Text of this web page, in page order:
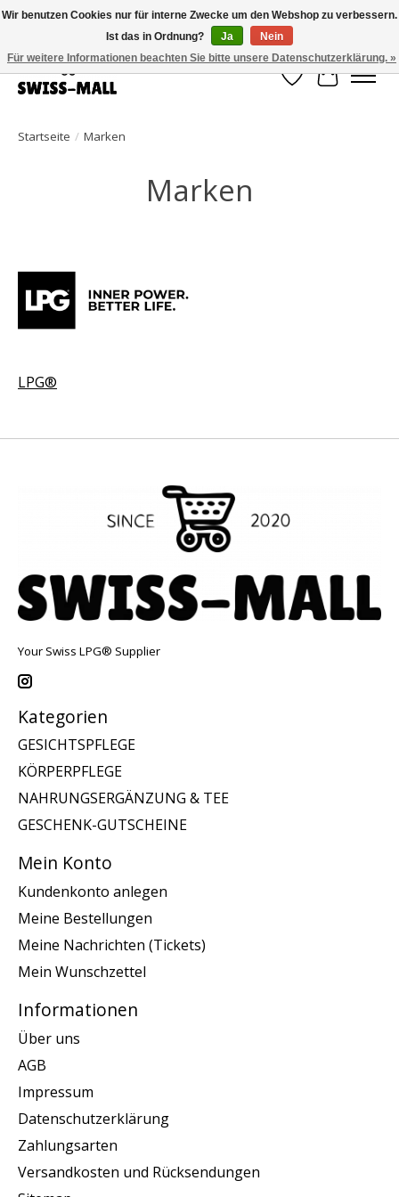
Kostenloser Versand ab CHF 250 – pünktlich und zuverlässig geliefert
Wunschzettel
Ihr
Startseite / Marken
Marken
LPG®
Your Swiss LPG® Supplier
Kategorien
GESICHTSPFLEGE
KÖRPERPFLEGE
NAHRUNGSERGÄNZUNG & TEE
GESCHENK-GUTSCHEINE
Mein Konto
Kundenkonto anlegen
Meine Bestellungen
Meine Nachrichten (Tickets)
Mein Wunschzettel
Informationen
Über uns
AGB
Impressum
Datenschutzerklärung
Zahlungsarten
Versandkosten und Rücksendungen
Wir benutzen Cookies nur für interne Zwecke um den Webshop zu verbessern.
Ist das in Ordnung?
Ja
Nein
Für weitere Informationen beachten Sie bitte unsere Datenschutzerklärung. »